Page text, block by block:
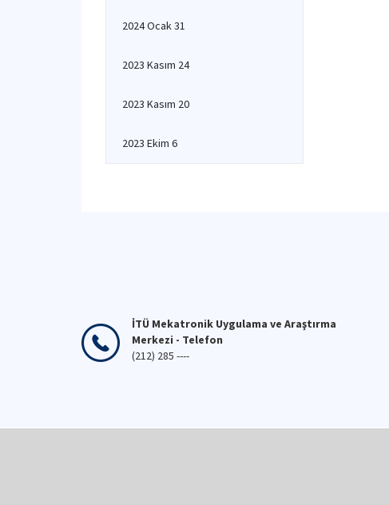
2024 Ocak 31
2023 Kasım 24
2023 Kasım 20
2023 Ekim 6
İTÜ Mekatronik Uygulama ve Araştırma
Merkezi - Telefon
(212) 285 ----